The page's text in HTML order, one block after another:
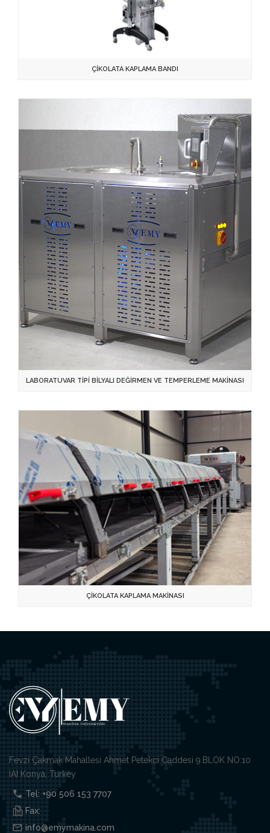
ÇİKOLATA KAPLAMA BANDI
LABORATUVAR TİPİ BİLYALI DEĞİRMEN VE TEMPERLEME MAKİNASI
ÇİKOLATA KAPLAMA MAKİNASI
Fevzi Çakmak Mahallesi Ahmet Petekci Caddesi 9.BLOK NO:10
IAI Konya, Turkey
Tel: +90 506 153 7707
Fax:
info@emymakina.com